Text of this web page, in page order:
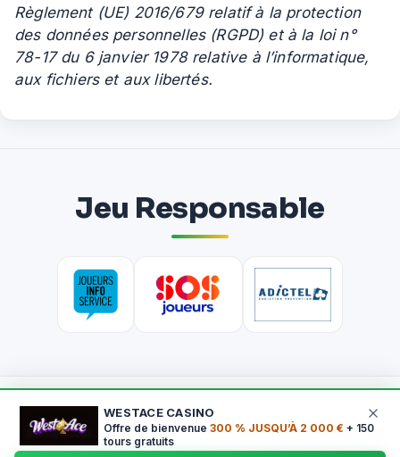
Règlement (UE) 2016/679 relatif à la protection
des données personnelles (RGPD) et à la loi n°
78-17 du 6 janvier 1978 relative à l’informatique,
aux fichiers et aux libertés.
Jeu Responsable
WESTACE CASINO
Offre de bienvenue 300 % JUSQU’À 2 000 € + 150
tours gratuits